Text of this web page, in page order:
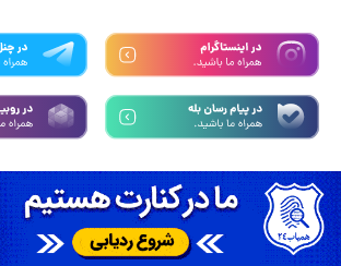
تمامی حقوق مادی و معنوی این سرویس متعلق به